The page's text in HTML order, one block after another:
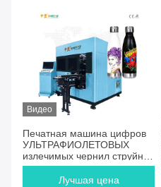
Видео
Печатная машина цифров
УЛЬТРАФИОЛЕТОВЫХ
излечимых чернил струйная
для бутылки Drinkware
Лучшая цена